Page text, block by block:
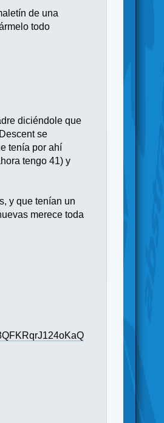
de una
todo
diciéndole que
se
tenía por ahí
tengo 41) y
y que tenían un
merece toda